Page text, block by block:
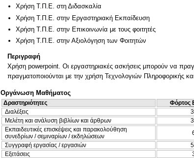
Χρήση Τ.Π.Ε. στη Διδασκαλία
Χρήση Τ.Π.Ε. στην Εργαστηριακή Εκπαίδευση
Χρήση Τ.Π.Ε. στην Επικοινωνία με τους φοιτητές
Χρήση Τ.Π.Ε. στην Αξιολόγηση των Φοιτητών
Περιγραφή
Χρήση powerpoint. Οι εργαστηριακές ασκήσεις μπορούν να
πραγματοποιούνται με την χρήση Τεχνολογιών Πληροφορικής
Οργάνωση Μαθήματος
Δραστηριότητες Φόρτος
Διαλέξεις
Μελέτη και ανάλυση βιβλίων και άρθρων
Εκπαιδευτικές επισκέψεις και παρακολούθηση
συνεδρίων / σεμιναρίων / εκδηλώσεων
Συγγραφή εργασίας / εργασιών
Εξετάσεις